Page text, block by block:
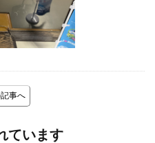
記事へ
ています